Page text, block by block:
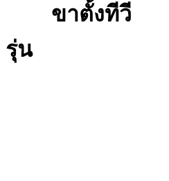
ขาตั้งทีวี
รุ่น